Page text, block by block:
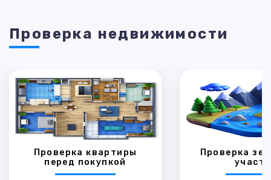
Проверка недвижимости
Проверка квартиры
перед покупкой
Проверка